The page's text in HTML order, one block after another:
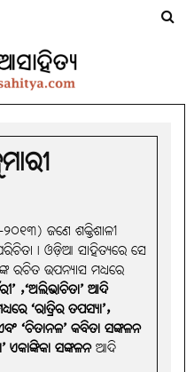
ଜଣେ ଶକ୍ତିଶାଳୀ
ଓଡ଼ିଆ ସାହିତ୍ୟରେ ସେ
ରଚିତ ଉପନ୍ୟାସ ମଧ୍ୟରେ
,‘ଅଲିଭାଚିତା’ ଆଦି
‘ରାତ୍ରିର ତପସ୍ୟା’,
‘ଚିତାନଳ’ କବିତା ସଙ୍କଳନ
ଏକାଙ୍କିକା ସଙ୍କଳନଆଦି